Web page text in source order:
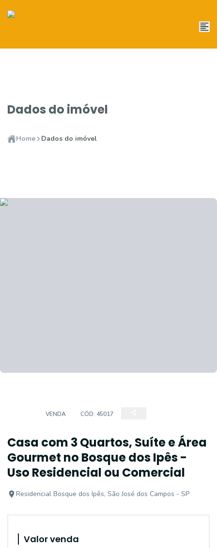
Dados do imóvel
Home Dados do imóvel
VENDA CÓD: 45017
Casa com 3 Quartos, Suíte e Área
Gourmet no Bosque dos Ipês -
Uso Residencial ou Comercial
Residencial Bosque dos Ipês, São José dos Campos - SP
Valor venda